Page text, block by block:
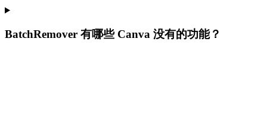
BatchRemover 有哪些 Canva 没有的功能？